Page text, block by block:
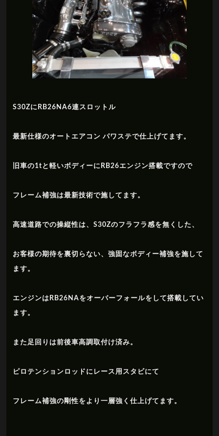
S30ZにRB26NA6連スロットル
最新仕様のオートエアコン パワステで仕上げてます。
旧車の1tと軽いボディーにRB26エンジン搭載ですので
フレーム補強は最新技術で施してます。
高速道路での操縦性は、S30Zのフラフラ感を無くした、
お客様の期待を裏切らない、強固なボディー補強を施して
ます。
エンジンはRB26NAをオーバーフォールをして搭載してい
ます。
また足回りは前後車高調取付け済み。
ピロテンションロッドにレース用スタビにて
フレーム補強の剛性をより一層強く仕上げてます。